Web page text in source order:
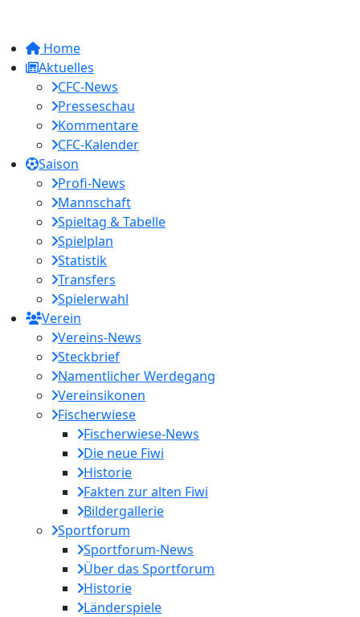
Home
Aktuelles
CFC-News
Presseschau
Kommentare
CFC-Kalender
Saison
Profi-News
Mannschaft
Spieltag & Tabelle
Spielplan
Statistik
Transfers
Spielerwahl
Verein
Vereins-News
Steckbrief
Namentlicher Werdegang
Vereinsikonen
Fischerwiese
Fischerwiese-News
Die neue Fiwi
Historie
Fakten zur alten Fiwi
Bildergallerie
Sportforum
Sportforum-News
Über das Sportforum
Historie
Länderspiele